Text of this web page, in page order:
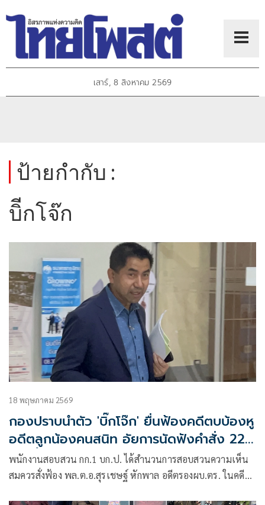
เสาร์, 8 สิงหาคม 2569
ป้ายกำกับ :
บิีกโจ๊ก
18 พฤษภาคม 2569
กองปราบนำตัว 'บิ๊กโจ๊ก' ยื่นฟ้องคดีตบบ้องหู
อดีตลูกน้องคนสนิท อัยการนัดฟังคำสั่ง 22
พ.ค.นี้
พนักงานสอบสวน กก.1 บก.ป. ได้สำนวนการสอบสวนความเห็น
สมควรสั่งฟ้อง พล.ต.อ.สุรเชษฐ์ หักพาล อดีตรองผบ.ตร. ในคดี